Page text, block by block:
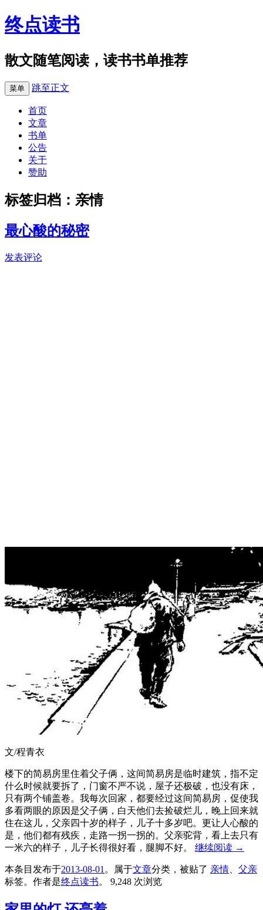
终点读书
散文随笔阅读，读书书单推荐
菜单 跳至正文
首页
文章
书单
公告
关于
赞助
标签归档： 亲情
最心酸的秘密
发表评论
文/程青衣
楼下的简易房里住着父子俩，这间简易房是临时建筑，指不定
什么时候就要拆了，门窗不严不说，屋子还极破，也没有床，
只有两个铺盖卷。我每次回家，都要经过这间简易房，促使我
多看两眼的原因是父子俩，白天他们去捡破烂儿，晚上回来就
住在这儿，父亲四十岁的样子，儿子十多岁吧。更让人心酸的
是，他们都有残疾，走路一拐一拐的。父亲驼背，看上去只有
一米六的样子，儿子长得很好看，腿脚不好。 继续阅读 →
本条目发布于2013-08-01 。属于文章分类，被贴了 亲情
父亲
标签。 作者是终点读书。 9,248 次浏览